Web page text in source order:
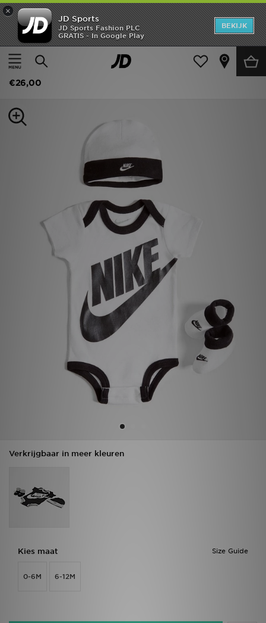
×
JD Sports
JD Sports Fashion PLC
GRATIS - In Google Play
BEKIJK
Thuis
Kids Babykleding (0-3 jaar) Bodysuits
Nike 3 Piece Futura Logo Set Baby's
€26,00
Verkrijgbaar in meer kleuren
Size Guide
Kies maat
0-6M 6-12M
New In
Heren
Collecties
Bestelling Traceren
Klantenservice